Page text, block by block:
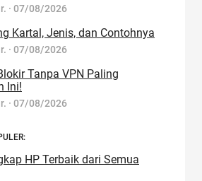
· 07/08/2026
Kartal, Jenis, dan Contohnya
· 07/08/2026
Tanpa VPN Paling
Ini!
· 07/08/2026
HP Terbaik dari Semua